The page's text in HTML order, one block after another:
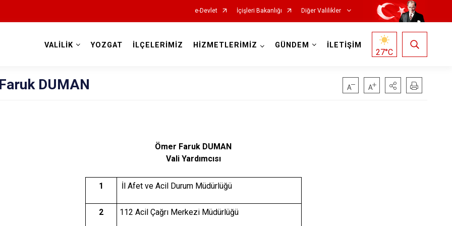
e-Devlet İçişleri Bakanlığı Diğer Valilikler
VALİLİK YOZGAT İLÇELERİMİZ HİZMETLERİMİZ GÜNDEM İLETİŞİM
27°C
DUMAN
Ömer Faruk DUMAN
Vali Yardımcısı
1 İl Afet ve Acil Durum Müdürlüğü
2 112 Acil Çağrı Merkezi Müdürlüğü